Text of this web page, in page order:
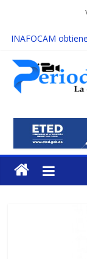
INAFOCAM
15 de febrero de
cáncer infantil
EL ENFOQUE
MESCyT y
reclusos
MESCyT
Educación